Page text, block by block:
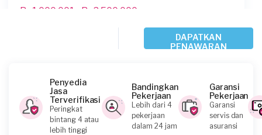
Rp1.000.001 - Rp2.500.000
Sinau requested Jasa Pertukangan
Bogor Kabupaten, Jawa Barat
Request Fulfilled
Rp1.000.001 - Rp2.500.000
DAPATKAN
PENAWARAN
Penyedia
Jasa
Terverifikasi
Peringkat
bintang 4 atau
lebih tinggi
Bandingkan
Pekerjaan
Lebih dari 4
pekerjaan
dalam 24 jam
Garansi
Pekerjaan
Garansi
servis dan
asuransi